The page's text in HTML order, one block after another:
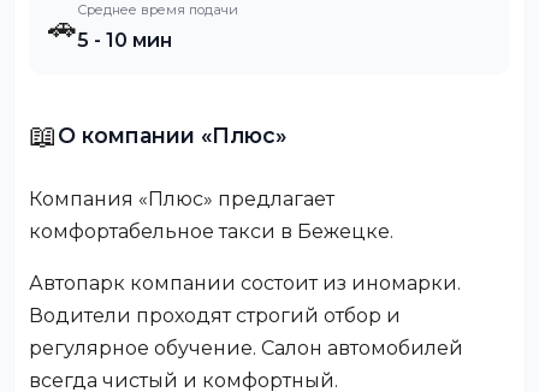
🚗Среднее время подачи
5 - 10 мин
📖О компании «Плюс»
Компания «Плюс» предлагает
комфортабельное такси в Бежецке.
Автопарк компании состоит из иномарки.
Водители проходят строгий отбор и
регулярное обучение. Салон автомобилей
всегда чистый и комфортный.